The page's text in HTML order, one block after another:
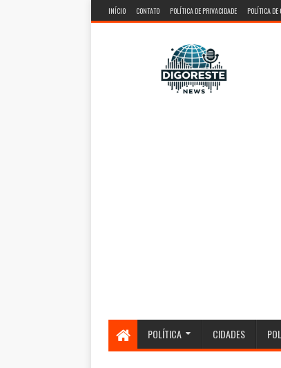
INÍCIO CONTATO POLÍTICA DE PRIVACIDADE POLÍTICA DE
POLÍTICA CIDADES